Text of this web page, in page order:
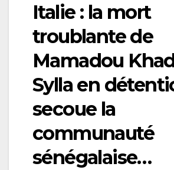
Italie : la mort
troublante de
Mamadou
Sylla en
secoue la
communauté
sénégalaise…